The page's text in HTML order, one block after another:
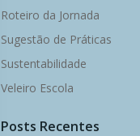
Roteiro da Jornada
Sugestão de Práticas
Sustentabilidade
Veleiro Escola
Posts Recentes